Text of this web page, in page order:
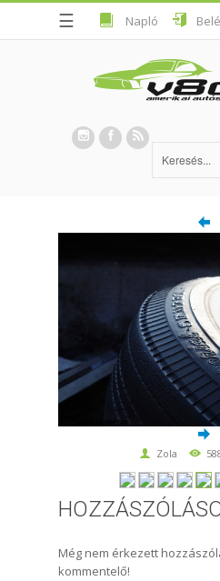
☰ Napló
Zola
Még nem érkezett
kommentelő!